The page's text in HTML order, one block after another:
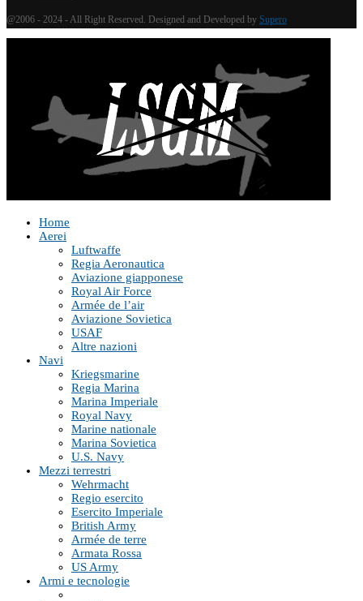
@2006 - 2024 - All Right Reserved. Designed and Developed by Supero
Home
Aerei
Luftwaffe
Regia Aeronautica
Aviazione giapponese
Royal Air Force
Armée de l’air
Aviazione Sovietica
USAF
Altre nazioni
Navi
Kriegsmarine
Regia Marina
Marina Imperiale
Royal Navy
Marine nationale
Marina Sovietica
U.S. Navy
Mezzi terrestri
Wehrmacht
Regio esercito
Esercito Imperiale
British Army
Armée de terre
Armata Rossa
US Army
Armi e tecnologie